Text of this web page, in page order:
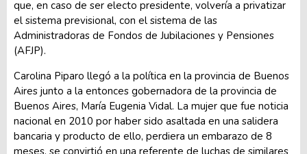
que, en caso de ser electo presidente, volvería a privatizar
el sistema previsional, con el sistema de las
Administradoras de Fondos de Jubilaciones y Pensiones
(AFJP).
Carolina Piparo llegó a la política en la provincia de Buenos
Aires junto a la entonces gobernadora de la provincia de
Buenos Aires, María Eugenia Vidal. La mujer que fue noticia
nacional en 2010 por haber sido asaltada en una salidera
bancaria y producto de ello, perdiera un embarazo de 8
meses, se convirtió en una referente de luchas de similares